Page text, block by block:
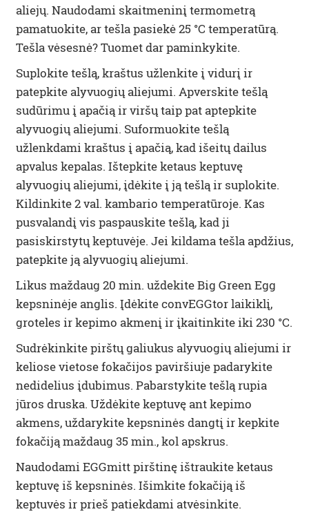
aliejų. Naudodami skaitmeninį termometrą
pamatuokite, ar tešla pasiekė 25 °C temperatūrą.
Tešla vėsesnė? Tuomet dar paminkykite.
Suplokite tešlą, kraštus užlenkite į vidurį ir
patepkite alyvuogių aliejumi. Apverskite tešlą
sudūrimu į apačią ir viršų taip pat aptepkite
alyvuogių aliejumi. Suformuokite tešlą
užlenkdami kraštus į apačią, kad išeitų dailus
apvalus kepalas. Ištepkite ketaus keptuvę
alyvuogių aliejumi, įdėkite į ją tešlą ir suplokite.
Kildinkite 2 val. kambario temperatūroje. Kas
pusvalandį vis paspauskite tešlą, kad ji
pasiskirstytų keptuvėje. Jei kildama tešla apdžius,
patepkite ją alyvuogių aliejumi.
Likus maždaug 20 min. uždekite Big Green Egg
kepsninėje anglis. Įdėkite convEGGtor laikiklį,
groteles ir kepimo akmenį ir įkaitinkite iki 230 °C.
Sudrėkinkite pirštų galiukus alyvuogių aliejumi ir
keliose vietose fokačijos paviršiuje padarykite
nedidelius įdubimus. Pabarstykite tešlą rupia
jūros druska. Uždėkite keptuvę ant kepimo
akmens, uždarykite kepsninės dangtį ir kepkite
fokačiją maždaug 35 min., kol apskrus.
Naudodami EGGmitt pirštinę ištraukite ketaus
keptuvę iš kepsninės. Išimkite fokačiją iš
keptuvės ir prieš patiekdami atvėsinkite.